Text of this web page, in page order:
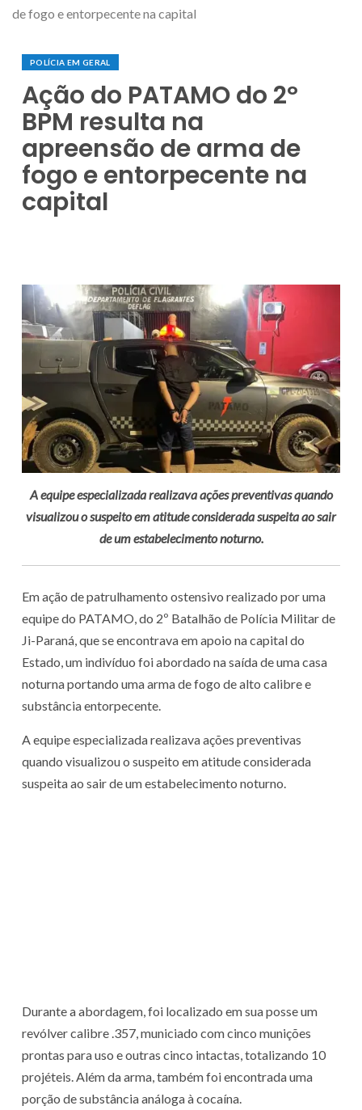
de fogo e entorpecente na capital
POLÍCIA EM GERAL
Ação do PATAMO do 2º
BPM resulta na
apreensão de arma de
fogo e entorpecente na
capital
A equipe especializada realizava ações preventivas quando
visualizou o suspeito em atitude considerada suspeita ao sair
de um estabelecimento noturno.
Em ação de patrulhamento ostensivo realizado por uma
equipe do PATAMO, do 2º Batalhão de Polícia Militar de
Ji-Paraná, que se encontrava em apoio na capital do
Estado, um indivíduo foi abordado na saída de uma casa
noturna portando uma arma de fogo de alto calibre e
substância entorpecente.
A equipe especializada realizava ações preventivas
quando visualizou o suspeito em atitude considerada
suspeita ao sair de um estabelecimento noturno.
Durante a abordagem, foi localizado em sua posse um
revólver calibre .357, municiado com cinco munições
prontas para uso e outras cinco intactas, totalizando 10
projéteis. Além da arma, também foi encontrada uma
porção de substância análoga à cocaína.